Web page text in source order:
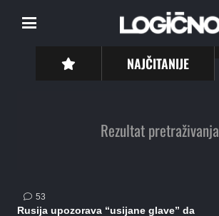
NAJČITANIJE
Rezultat pretraživanja
53komentara
Rusija upozorava “usijane glave” da